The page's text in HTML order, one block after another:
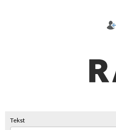
Tekst